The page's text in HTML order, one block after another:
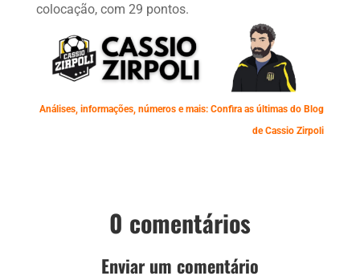
colocação, com 29 pontos.
Análises, informações, números e mais: Confira as últimas do Blog
de Cassio Zirpoli
0 comentários
Enviar um comentário